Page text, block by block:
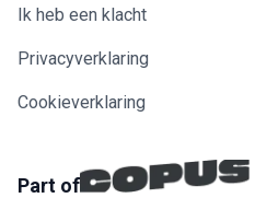
Ik heb een klacht
Privacyverklaring
Cookieverklaring
Part of